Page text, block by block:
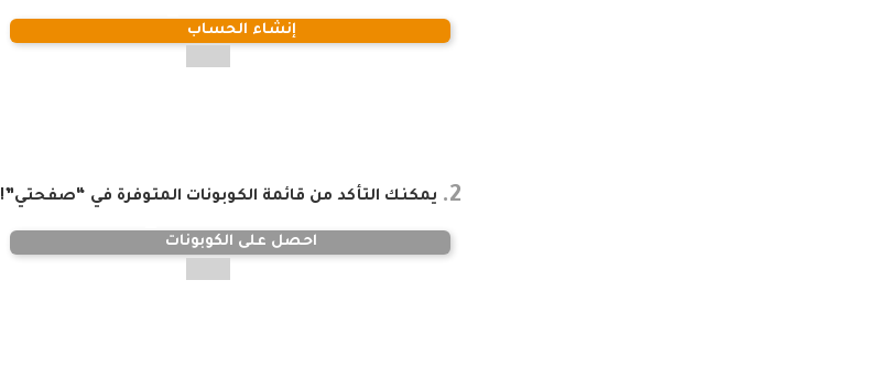
إنشاء الحساب
2. يمكنك التأكد من قائمة الكوبونات المتوفرة في “صفحتي”!
احصل على الكوبونات